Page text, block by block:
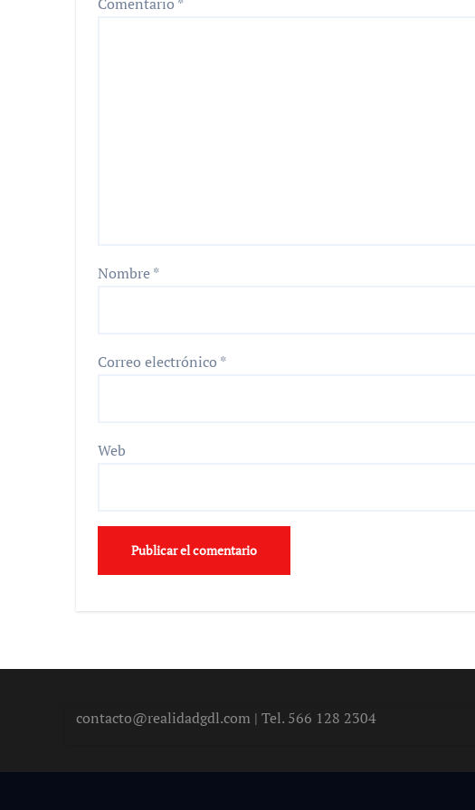
Nombre*
Correo electrónico *
Web
contacto@realidadgdl.com | Tel. 566 128 2304